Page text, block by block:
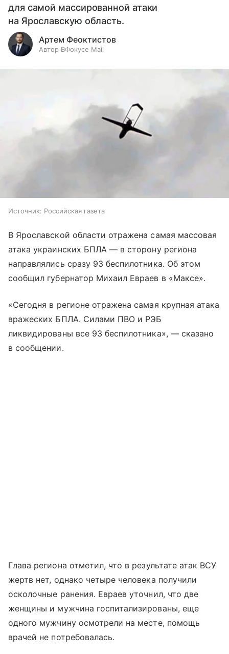
для самой массированной атаки
на Ярославскую область.
Артем Феоктистов
Автор ВФокусе Mail
Источник: Российская газета
В Ярославской области отражена самая массовая
атака украинских БПЛА — в сторону региона
направлялись сразу 93 беспилотника. Об этом
сообщил губернатор Михаил Евраев в «Максе».
«Сегодня в регионе отражена самая крупная атака
вражеских БПЛА. Силами ПВО и РЭБ
ликвидированы все 93 беспилотника», — сказано
в сообщении.
Глава региона отметил, что в результате атак ВСУ
жертв нет, однако четыре человека получили
осколочные ранения. Евраев уточнил, что две
женщины и мужчина госпитализированы, еще
одного мужчину осмотрели на месте, помощь
врачей не потребовалась.